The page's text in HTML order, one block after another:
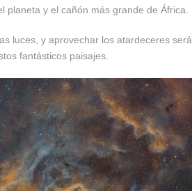
y el cañón más grande de África.
luces, y aprovechar los atardeceres será
fantásticos paisajes.